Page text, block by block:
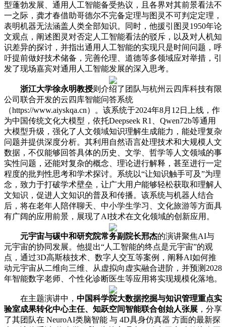
型蓬勃发展、通用人工智能备受热议，且各界对其前景看法不
一之际，龚才春借助哥德尔不完备定理与图灵不可判定定理，
表明机器无法涵盖人类全部知识。同时，他援引图灵1950年论
文观点，阐述图灵对否定人工智能看法的驳斥，以及对人机知
识差异的探讨，并指出通用人工智能的实现只是时间问题，呼
吁提前做好技术储备，完善伦理、道德等多领域应对举措，引
发了现场嘉宾对通用人工智能发展的深入思考。
浙江大学徐永明教授则介绍了团队与杭州云四库科技有限
公司联合开发的云四库智能问答系统
（https://www.aiyskqa.cn）。该系统于2024年8月12日上线，作
为中国传统文化大模型，依托Deepseek R1、Qwen72b等通用
大模型升级，强化了人文领域知识理解生成能力，能处理复杂
问题并提供深度分析。其利用自然语言处理技术和大规模人文
数据，不仅能够回答具体的历史、文学、哲学等人文领域的事
实性问题，还能对复杂的概念、理论进行解释，甚至进行一定
程度的批判性思考和学术探讨。系统以“让知识触手可及”为理
念，致力于打破学术壁垒，让广大用户能够轻松获取和理解人
文知识，促进人文知识的普及和传播。该系统与机器人结合
后，将在老年人陪伴聊天、中小学生学习、文化旅游等方面具
有广阔的应用前景，展现了AI技术在文化领域的创新应用。
元宇宙与碳中和研究院常务副院长邢杰的演讲聚焦AI与
元宇宙的协同发展。他提出“人工智能的终点是元宇宙”的观
点，通过3D高斯核技术、数字人交互等案例，阐释AI如何推
动元宇宙从二维向三维、从虚拟向虚实融合进阶，并预测2028
年智能数字老师、个性化诊断医生等应用将实现规模化落地。
在主题演讲中， 中国科学院大数据挖掘与知识管理重点实
验室成果转化中心主任、知跃空间智能联合创始人张展 ，分享
了其团队在 NeuroAI类脑智能 与 4D具身仿真器 方面的最新探